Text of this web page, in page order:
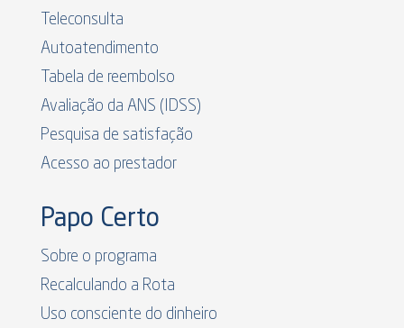
Teleconsulta
Autoatendimento
Tabela de reembolso
Avaliação da ANS (IDSS)
Pesquisa de satisfação
Acesso ao prestador
Papo Certo
Sobre o programa
Recalculando a Rota
Uso consciente do dinheiro